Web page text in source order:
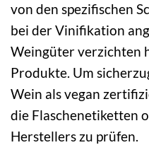
von den spezifischen
bei der Vinifikation
Weingüter verzichten
Produkte. Um
Wein als vegan
die Flaschenetiketten
Herstellers zu prüfen.